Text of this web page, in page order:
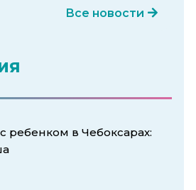
Все новости
ребенком в Чебоксарах: